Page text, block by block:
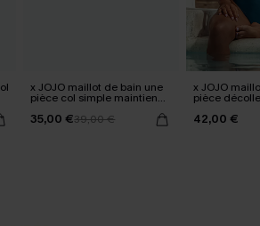
x JOJO maillot de bain une
pièce col simple maintien
35,00 €39,00 €
x JOJO
pièce
42,00 €